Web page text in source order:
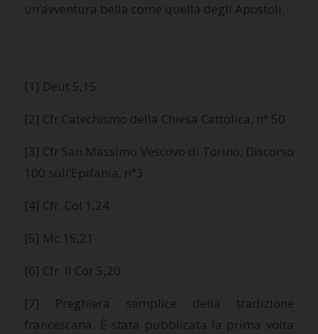
un’avventura bella come quella degli Apostoli.
[1] Deut 5,15
[2] Cfr Catechismo della Chiesa Cattolica, n° 50
[3] Cfr San Massimo Vescovo di Torino, Discorso
100 sull’Epifania, n°3
[4] Cfr. Col 1,24
[5] Mc 15,21
[6] Cfr. II Cor 5,20
[7] Preghiera semplice della tradizione
francescana. È stata pubblicata la prima volta